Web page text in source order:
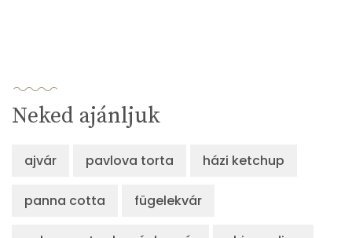
Neked ajánljuk
ajvár pavlova torta házi ketchup
panna cotta fügelekvár